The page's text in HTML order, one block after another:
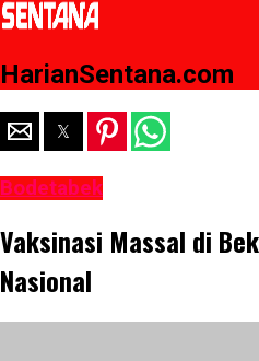
HarianSentana.com
Bodetabek
Vaksinasi Massal di
Nasional